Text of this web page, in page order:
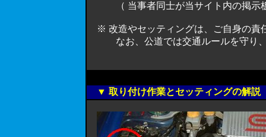
（ 当事者同士が当サイト内の掲示板
※ 改造やセッティングは、ご自身の責
なお、公道では交通ルールを守り、
▼ 取り付け作業とセッティングの解説